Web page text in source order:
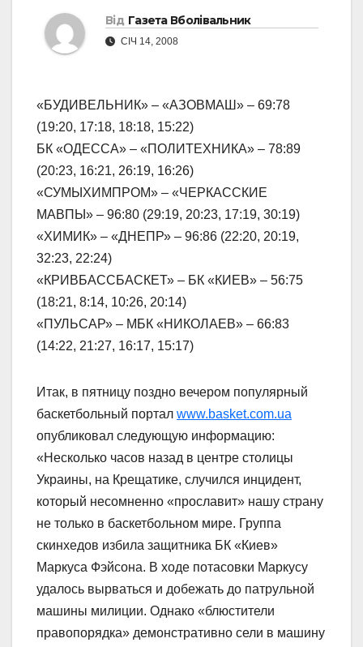
Від Газета Вболівальник
СІЧ 14, 2008
«БУДИВЕЛЬНИК» – «АЗОВМАШ» – 69:78
(19:20, 17:18, 18:18, 15:22)
БК «ОДЕССА» – «ПОЛИТЕХНИКА» – 78:89
(20:23, 16:21, 26:19, 16:26)
«СУМЫХИМПРОМ» – «ЧЕРКАССКИЕ
МАВПЫ» – 96:80 (29:19, 20:23, 17:19, 30:19)
«ХИМИК» – «ДНЕПР» – 96:86 (22:20, 20:19,
32:23, 22:24)
«КРИВБАССБАСКЕТ» – БК «КИЕВ» – 56:75
(18:21, 8:14, 10:26, 20:14)
«ПУЛЬСАР» – МБК «НИКОЛАЕВ» – 66:83
(14:22, 21:27, 16:17, 15:17)
Итак, в пятницу поздно вечером популярный
баскетбольный портал www.basket.com.ua
опубликовал следующую информацию:
«Несколько часов назад в центре столицы
Украины, на Крещатике, случился инцидент,
который несомненно «прославит» нашу страну
не только в баскетбольном мире. Группа
скинхедов избила защитника БК «Киев»
Маркуса Фэйсона. В ходе потасовки Маркусу
удалось вырваться и добежать до патрульной
машины милиции. Однако «блюстители
правопорядка» демонстративно сели в машину